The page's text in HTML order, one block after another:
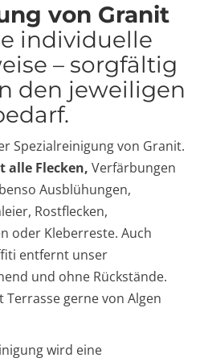
von Granit
individuelle
– sorgfältig
den jeweiligen
Spezialreinigung von Granit.
alle Flecken, Verfärbungen
Ausblühungen,
Rostflecken,
oder Kleberreste. Auch
entfernt unser
und ohne Rückstände.
gerne von Algen
wird eine